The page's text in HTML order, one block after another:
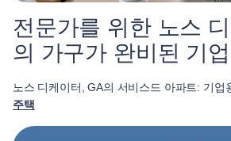
전문가를 위한 노스
의 가구가 완비된 기
노스 디케이터, GA의 서비스드 아파트: 기업
주택